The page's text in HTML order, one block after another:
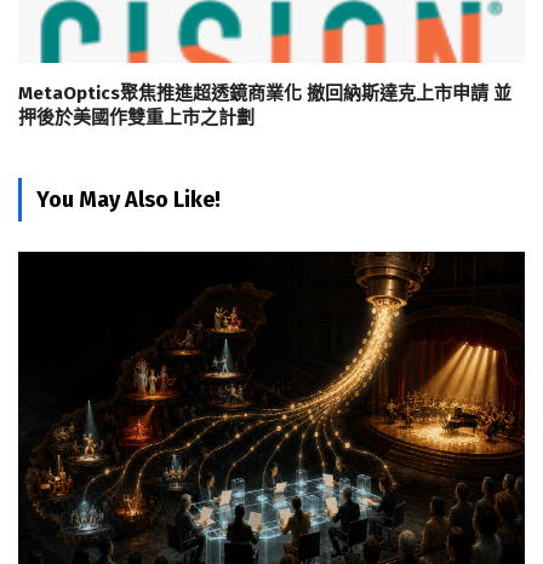
MetaOptics聚焦推進超透鏡商業化 撤回納斯達克上市申請 並
押後於美國作雙重上市之計劃
You May Also Like!